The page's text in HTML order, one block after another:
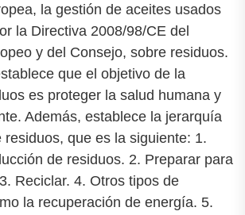
la gestión de aceites usados
la Directiva 2008/98/CE del
y del Consejo, sobre residuos.
que el objetivo de la
es proteger la salud humana y
Además, establece la jerarquía
residuos, que es la siguiente: 1.
de residuos. 2. Preparar para
Reciclar. 4. Otros tipos de
la recuperación de energía. 5.